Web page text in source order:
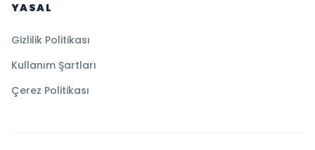
YASAL
Gizlilik Politikası
Kullanım Şartları
Çerez Politikası